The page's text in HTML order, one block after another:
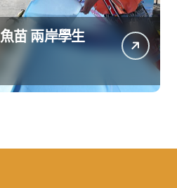
苗 兩岸學生